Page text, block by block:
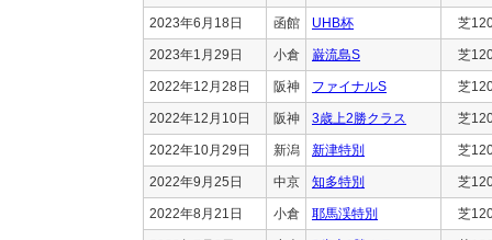
2023年6月18日 函館 UHB杯 芝
2023年1月29日 小倉 巌流島S 芝
2022年12月28日 阪神 ファイナルS 芝
2022年12月10日 阪神 3歳上2勝クラス 芝
2022年10月29日 新潟 新津特別 芝
2022年9月25日 中京 知多特別 芝
2022年8月21日 小倉 耶馬渓特別 芝